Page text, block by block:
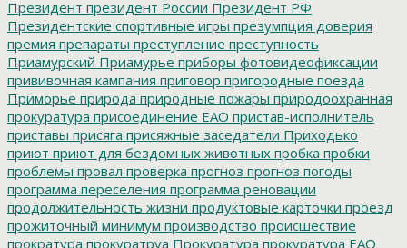
Президент президент России Президент РФ
Президентские спортивные игры презумпция доверия
премия препараты преступление преступность
Приамурский Приамурье приборы фотовидеофиксации
прививочная кампания приговор пригородные поезда
Приморье природа природные пожары природоохранная
прокуратура присоединение ЕАО пристав-исполнитель
приставы присяга присяжные заседатели Приходько
приют приют для бездомных животных пробка пробки
проблемы провал проверка прогноз прогноз погоды
программа переселения программа реновации
продолжительность жизни продуктовые карточки проезд
прожиточный минимум производство происшествие
прократура прокуратруа Прокуратура прокуратура ЕАО